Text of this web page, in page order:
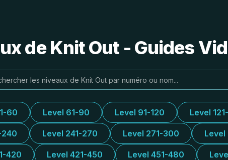
de Knit Out - Guides
60 Level 61-90 Level 91-120 Level
240 Level 241-270 Level 271-300 Level
420 Level 421-450 Level 451-480